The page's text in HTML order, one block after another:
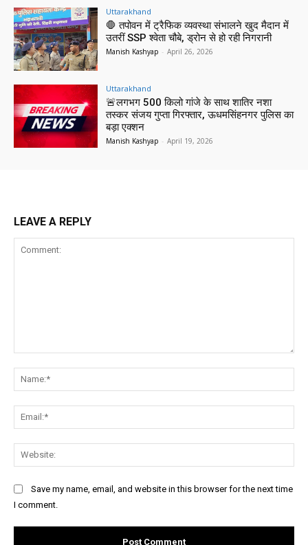
Uttarakhand
🛑 तपोवन में ट्रैफिक व्यवस्था संभालने खुद मैदान में
उतरीं SSP श्वेता चौबे, ड्रोन से हो रही निगरानी
Manish Kashyap - April 26, 2026
Uttarakhand
🚨लगभग 500 किलो गांजे के साथ शातिर नशा
तस्कर संजय गुप्ता गिरफ्तार, ऊधमसिंहनगर पुलिस का
बड़ा एक्शन
Manish Kashyap - April 19, 2026
LEAVE A REPLY
Save my name, email, and website in this browser for the next time
I comment.